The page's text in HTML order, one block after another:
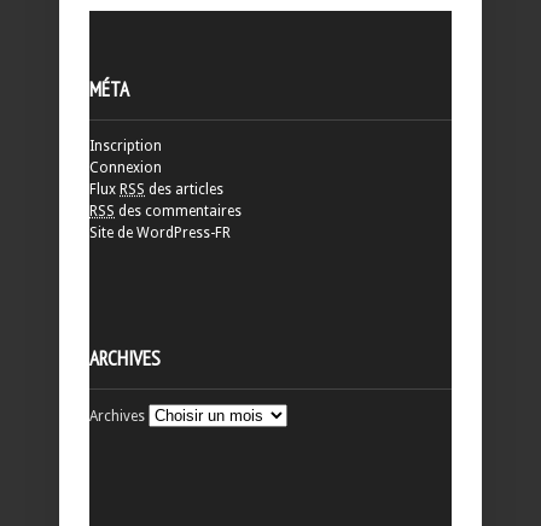
MÉTA
Inscription
Connexion
Flux RSS des articles
RSS des commentaires
Site de WordPress-FR
ARCHIVES
Archives